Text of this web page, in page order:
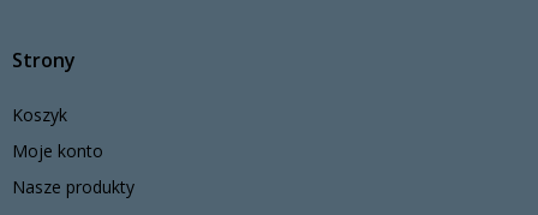
Strony
Koszyk
Moje konto
Nasze produkty